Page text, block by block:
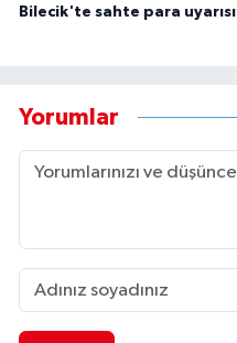
Bilecik'te sahte para uyarısı
Yorumlar